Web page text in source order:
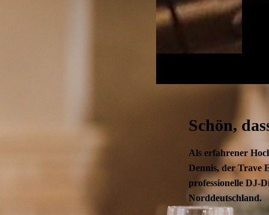
Schön,
Als erfahrener
Dennis, der Trave
professionelle DJ-
Norddeutschland.